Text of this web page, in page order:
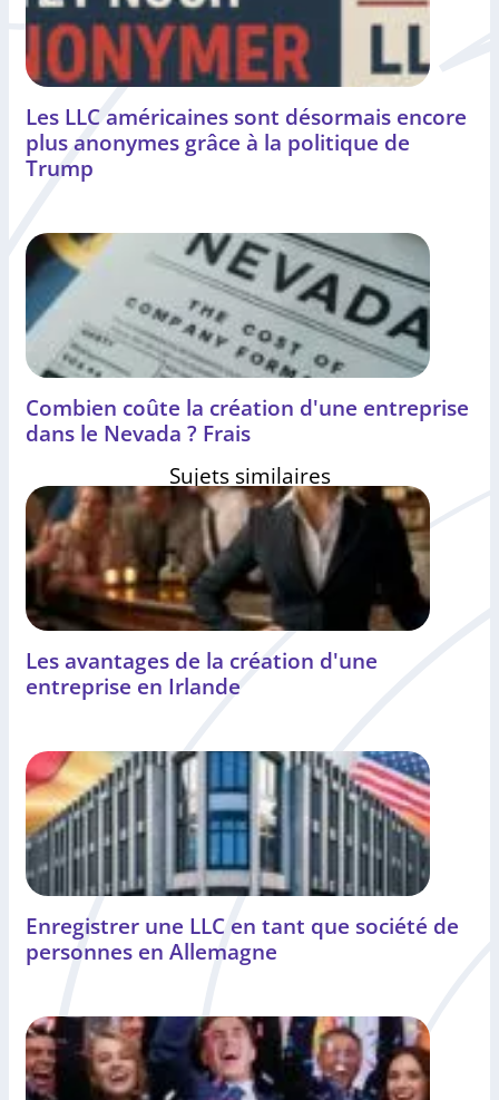
Les LLC américaines sont désormais encore
plus anonymes grâce à la politique de
Trump
Combien coûte la création d'une entreprise
dans le Nevada ? Frais
Sujets similaires
Les avantages de la création d'une
entreprise en Irlande
Enregistrer une LLC en tant que société de
personnes en Allemagne